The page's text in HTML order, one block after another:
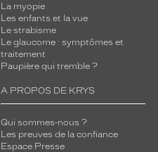
La myopie
Les enfants et la vue
Le strabisme
Le glaucome : symptômes et
traitement
Paupière qui tremble ?
A PROPOS DE KRYS
Qui sommes-nous ?
Les preuves de la confiance
Espace Presse